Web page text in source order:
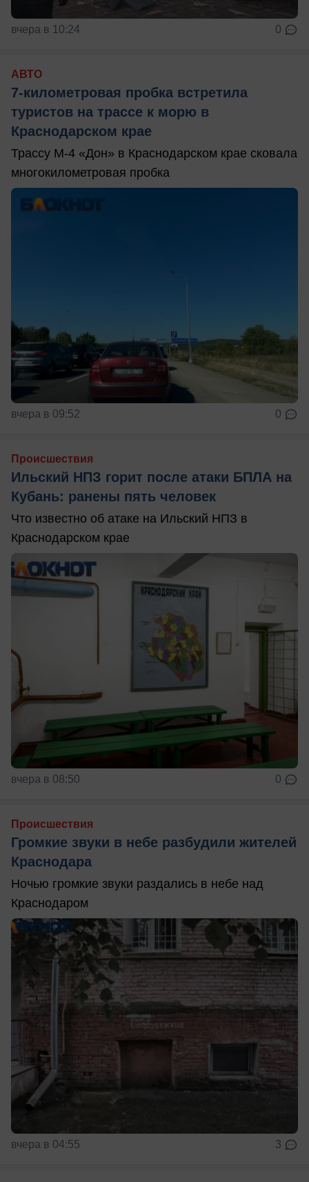
вчера в 10:24 0
АВТО
7-километровая пробка встретила
туристов на трассе к морю в
Краснодарском крае
Трассу М-4 «Дон» в Краснодарском крае сковала
многокилометровая пробка
вчера в 09:52 0
Происшествия
Ильский НПЗ горит после атаки БПЛА на
Кубань: ранены пять человек
Что известно об атаке на Ильский НПЗ в
Краснодарском крае
вчера в 08:50 0
Происшествия
Громкие звуки в небе разбудили жителей
Краснодара
Ночью громкие звуки раздались в небе над
Краснодаром
вчера в 04:55 3